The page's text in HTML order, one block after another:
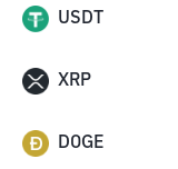
USDT
XRP
DOGE